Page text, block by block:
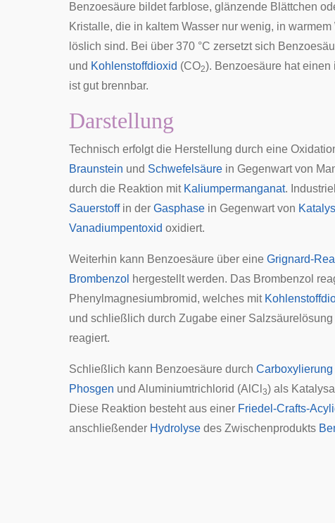
Benzoesäure bildet farblose, glänzende Blättchen
Kristalle, die in kaltem Wasser nur wenig, in
löslich sind. Bei über 370 °C zersetzt sich
und Kohlenstoffdioxid (CO2). Benzoesäure hat einen
ist gut brennbar.
Darstellung
Technisch erfolgt die Herstellung durch eine
Braunstein und Schwefelsäure in Gegenwart von
durch die Reaktion mit Kaliumpermanganat.
Sauerstoffin der Gasphase in Gegenwart von
Vanadiumpentoxid oxidiert.
Weiterhin kann Benzoesäure über eine Grignard-
Brombenzol hergestellt werden. Das Brombenzol
Phenylmagnesiumbromid, welches mit
und schließlich durch Zugabe einer
reagiert.
Schließlich kann Benzoesäure durch Carboxylierung
Phosgen und Aluminiumtrichlorid (AlCl 3) als
Diese Reaktion besteht aus einer Friedel-Crafts-
anschließender Hydrolyse des Zwischenprodukts